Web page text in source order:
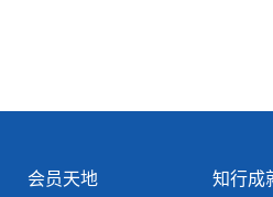
会员天地 知行成